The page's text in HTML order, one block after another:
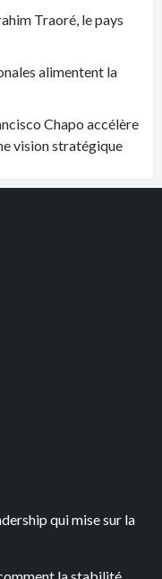
Traoré, le pays
alimentent la
Chapo accélère
vision stratégique
qui mise sur la